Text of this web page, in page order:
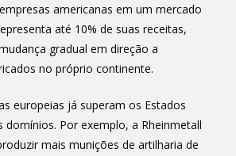
americanas em um mercado
até 10% de suas receitas,
gradual em direção a
no próprio continente.
europeias já superam os Estados
domínios. Por exemplo, a Rheinmetall
mais munições de artilharia de